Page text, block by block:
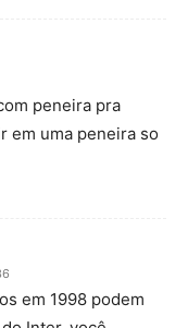
peneira pra
em uma peneira so
em 1998 podem